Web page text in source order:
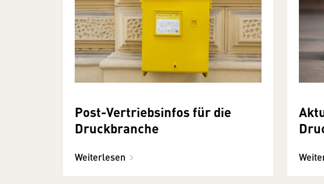
Post-Vertriebsinfos für die
Druckbranche
Weiterlesen